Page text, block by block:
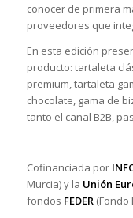
conocer de primera
proveedores que
En esta edición
producto: tartaleta
premium, tartaleta
chocolate, gama de
tanto el canal B2B,
Cofinanciada por
Murcia) y la Unión
fondos FEDER(Fondo